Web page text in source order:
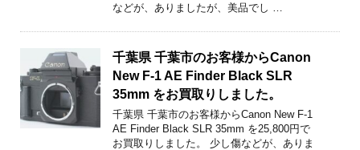
などが、ありましたが、美品でし …
千葉県 千葉市のお客様からCanon
New F-1 AE Finder Black SLR
35mm をお買取りしました。
千葉県 千葉市のお客様からCanon New F-1
AE Finder Black SLR 35mm を25,800円で
お買取りしました。 少し傷などが、ありま